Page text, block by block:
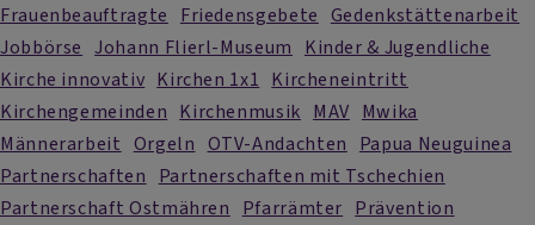
Frauenbeauftragte
Friedensgebete Gedenkstättenarbeit
Jobbörse Johann Flierl-Museum
Kinder & Jugendliche
Kirche innovativ Kirchen 1x1 Kircheneintritt
Kirchengemeinden Kirchenmusik MAV Mwika
Männerarbeit Orgeln OTV-Andachten
Papua Neuguinea
Partnerschaften
Partnerschaften mit Tschechien
Partnerschaft Ostmähren
Pfarrämter Prävention